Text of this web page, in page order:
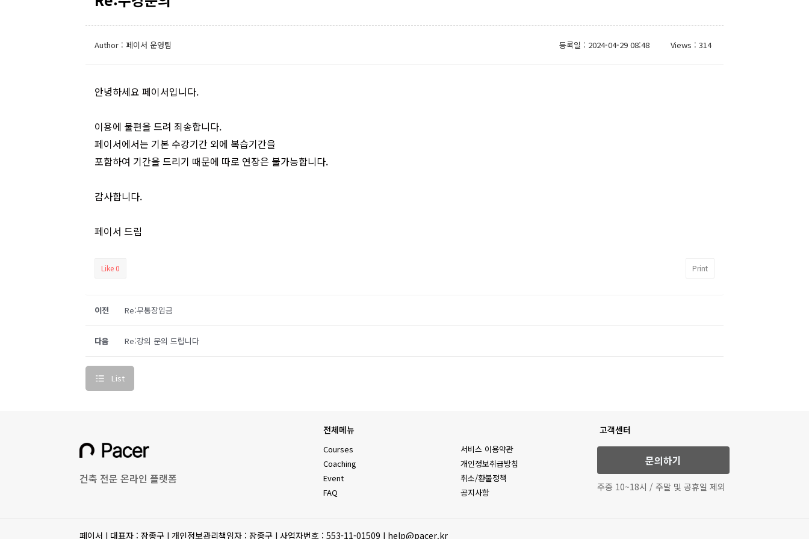
Views : 314
등록일 : 2024-04-29 08:48
Author : 페이서 운영팀
안녕하세요 페이서입니다.
이용에 불편을 드려 죄송합니다.
페이서에서는 기본 수강기간 외에 복습기간을
포함하여 기간을 드리기 때문에 따로 연장은 불가능합니다.
감사합니다.
페이서 드림
Like 0 Print
이전 Re:무통장입금
Re:강의 문의 드립니다
다음
List
건축 전문 온라인 플랫폼
전체메뉴
Courses
Coaching
Event
FAQ
서비스 이용약관
개인정보취급방침
취소/환불정책
공지사항
고객센터
문의하기
주중 10~18시 / 주말 및 공휴일 제외
페이서 I 대표자 : 장종구 I 개인정보관리책임자 : 장종구 I 사업자번호 : 553-11-01509 I help@pacer.kr